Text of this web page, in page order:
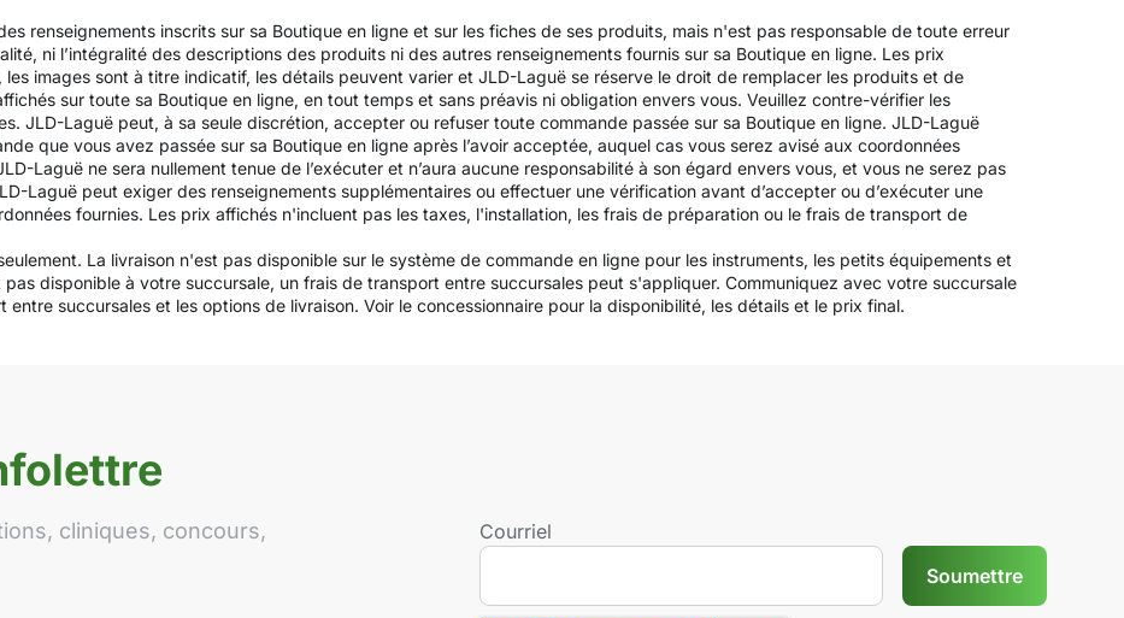
renseignements inscrits sur sa Boutique en ligne et sur les fiches de ses produits, mais n'est pas responsable de toute erreur
ni l’intégralité des descriptions des produits ni des autres renseignements fournis sur sa Boutique en ligne. Les prix
images sont à titre indicatif, les détails peuvent varier et JLD-Laguë se réserve le droit de remplacer les produits et de
sur toute sa Boutique en ligne, en tout temps et sans préavis ni obligation envers vous. Veuillez contre-vérifier les
JLD-Laguë peut, à sa seule discrétion, accepter ou refuser toute commande passée sur sa Boutique en ligne. JLD-Laguë
que vous avez passée sur sa Boutique en ligne après l’avoir acceptée, auquel cas vous serez avisé aux coordonnées
Laguë ne sera nullement tenue de l’exécuter et n’aura aucune responsabilité à son égard envers vous, et vous ne serez pas
Laguë peut exiger des renseignements supplémentaires ou effectuer une vérification avant d’accepter ou d’exécuter une
fournies. Les prix affichés n'incluent pas les taxes, l'installation, les frais de préparation ou le frais de transport de
La livraison n'est pas disponible sur le système de commande en ligne pour les instruments, les petits équipements et
disponible à votre succursale, un frais de transport entre succursales peut s'appliquer. Communiquez avec votre succursale
succursales et les options de livraison. Voir le concessionnaire pour la disponibilité, les détails et le prix final.
cliniques, concours,
Courriel